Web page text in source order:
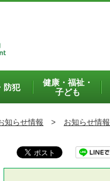
防犯
健康・福祉・
子ども
知らせ情報 > お知らせ情報